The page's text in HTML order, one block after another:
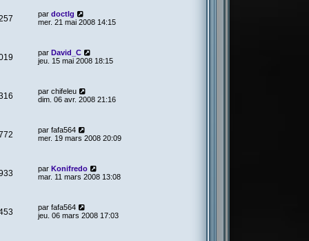
par doctlg
mer. 21 mai 2008 14:15
par David_C
jeu. 15 mai 2008 18:15
par chifeleu
dim. 06 avr. 2008 21:16
par fafa564
mer. 19 mars 2008 20:09
par Konifredo
mar. 11 mars 2008 13:08
par fafa564
jeu. 06 mars 2008 17:03